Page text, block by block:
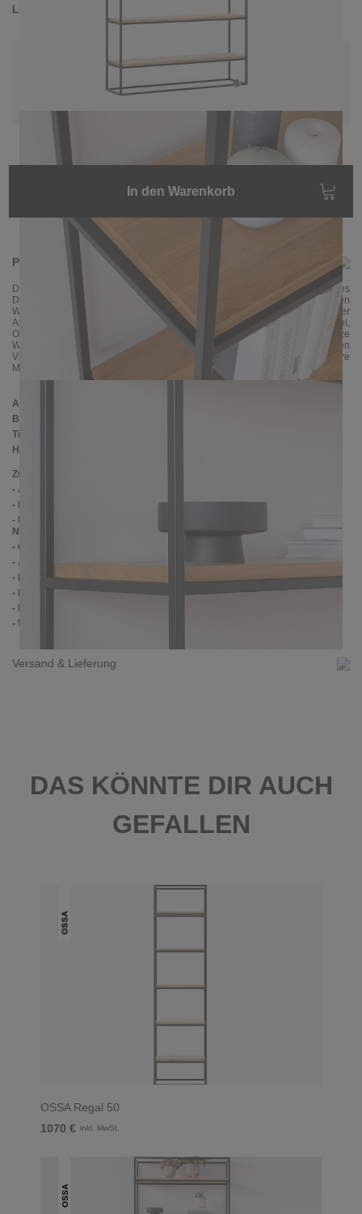
Lieferzeit
Konfiguration bearbeiten
Holzfarbe: Eiche leicht astig, Farben:
Unbehandelter Stahl
In den Warenkorb
Produktinformationen
Das große Regal OSSAüberzeugt durch sein modernes und zeitloses
Design, dazu eignet sich ideal als Raumteiler und strukturiert Ihren
Wohnraum auf optimale Weise. Das Regal ist
fürs Wohnzimmer ein wahrer
Alleskönner, bietet eine Unmenge an Platz für jeden Bedarf, hilft dabei,
Ordnung zu halten und schmückt mit ihren grafischen Linien ganze
Wandfläche. OSSA wird in Handarbeit
aus dünnen pulverbeschichteten
Vierkantrohren und Eichenholz gefertigt. Schauen Sie sich doch andere
Möbelstücke aus der Kollektion OSSA an.
Abmessungen
Breite:
Tiefe:
Höhe:
Zusätzliche Informationen
- Ablagen: Eiche astig lackiert
- FSC-zertifiziertes Holz
- Holzfinish: Matter Klarlack aus Wasserbasis (Hartwachsöl auf
Nachfrage)
- Gestell: Pulverbeschichteter Stahl
- Ablagenhöhe: 33 cm
- Maße Holzablage: ca. 117 x 27 cm (da je Seite 15 mm eingerückt)
- Handmade
- Lieferzustand: Montiert
- Wenn Sie andere Maße benötigen, schreiben Sie uns gerne an
Versand & Lieferung
DAS KÖNNTE DIR AUCH
GEFALLEN
OSSA
OSSA Regal 50
1070 € inkl. MwSt.
OSSA